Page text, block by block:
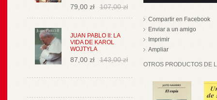
79,00 zł 107,00 zł
JUAN PABLO II: LA
VIDA DE KAROL
WOJTYLA
87,00 zł 143,00 zł
Compartir en Facebook
Enviar a un amigo
Imprimir
Ampliar
OTROS PRODUCTOS DE